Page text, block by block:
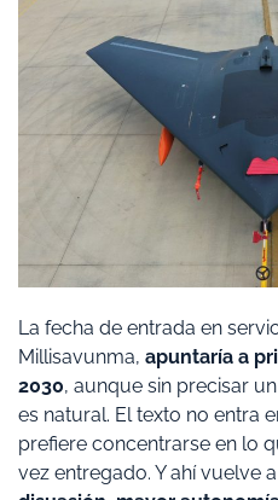
La fecha de entrada en
Millisavunma, apuntaría a
2030, aunque sin precisar
es natural. El texto no entra
prefiere concentrarse en lo
vez entregado. Y ahí vuelve